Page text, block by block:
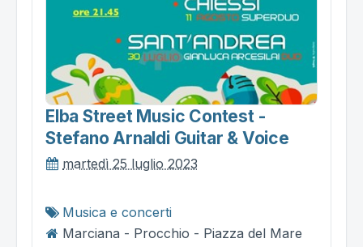
Elba Street Music Contest -
Stefano Arnaldi Guitar & Voice
martedì 25 luglio 2023
Musica e concerti
Marciana - Procchio - Piazza del Mare